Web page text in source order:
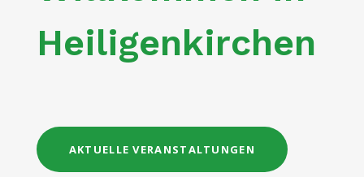
Heiligenkirchen
AKTUELLE VERANSTALTUNGEN